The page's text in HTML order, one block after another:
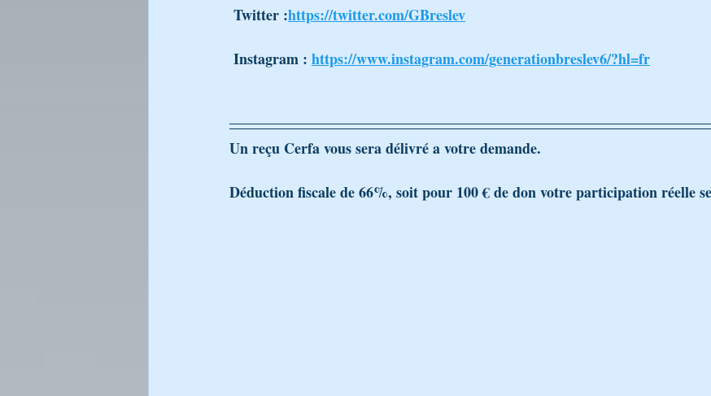
Twitter :https://twitter.com/GBreslev
Instagram : https://www.instagram.com/generationbreslev6/?hl=fr
Un reçu Cerfa vous sera délivré a votre demande.
Déduction fiscale de 66%, soit pour 100 € de don votre participation réelle